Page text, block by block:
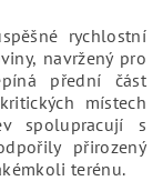
rychlostní
navržený pro
přední část
místech
spolupracují s
přirozený
terénu.